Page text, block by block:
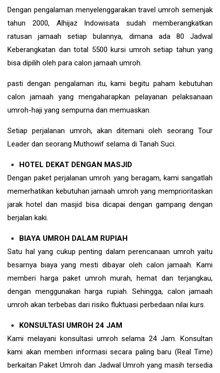
Dengan pengalaman menyelenggarakan travel umroh semenjak
tahun 2000, Alhijaz Indowisata sudah memberangkatkan
ratusan jamaah setiap bulannya, dimana ada 80 Jadwal
Keberangkatan dan total 5500 kursi umroh setiap tahun yang
bisa dipilih oleh para calon jamaah umroh.
pasti dengan pengalaman itu, kami begitu paham kebutuhan
calon jamaah yang mengaharapkan pelayanan pelaksanaan
umroh-haji yang sempurna dan memuaskan.
Setiap perjalanan umroh, akan ditemani oleh seorang Tour
Leader dan seorang Muthowif selama di Tanah Suci.
HOTEL DEKAT DENGAN MASJID
Dengan paket perjalanan umroh yang beragam, kami sangatlah
memerhatikan kebutuhan jamaah umroh yang memprioritaskan
jarak hotel dan masjid bisa dicapai dengan gampang dengan
berjalan kaki.
BIAYA UMROH DALAM RUPIAH
Satu hal yang cukup penting dalam perencanaan umroh yaitu
besarnya biaya yang mesti dibayar oleh calon jamaah. Kami
memberi harga paket umroh murah, hemat dan terjangkau,
dengan menggunakan harga rupiah. Sehingga, calon jamaah
umroh akan terbebas dari risiko fluktuasi perbedaan nilai kurs.
KONSULTASI UMROH 24 JAM
Kami melayani konsultasi umroh selama 24 Jam. Konsultan
kami akan memberi informasi secara paling baru (Real Time)
berkaitan Paket Umroh dan Jadwal Umroh yang masih tersedia